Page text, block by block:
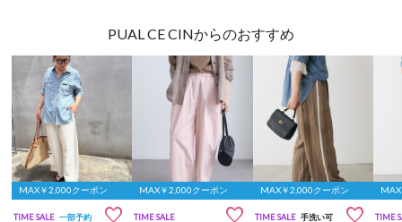
PUAL CE CINからのおすすめ
MAX￥2,000クーポン
TIME SALE 一部予約 
MAX￥2,000クーポン
TIME SALE 
MAX￥2,000クーポン
TIME SALE 手洗い可  TIME